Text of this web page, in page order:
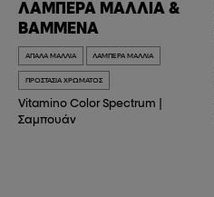
ΛΑΜΠΕΡΆ ΜΑΛΛΙΆ &
ΒΑΜΜΈΝΑ
ΑΠΑΛΆ ΜΑΛΛΙΆ ΛΑΜΠΕΡΆ ΜΑΛΛΙΆ
ΠΡΟΣΤΑΣΊΑ ΧΡΏΜΑΤΟΣ
Vitamino Color Spectrum
Σαμπουάν